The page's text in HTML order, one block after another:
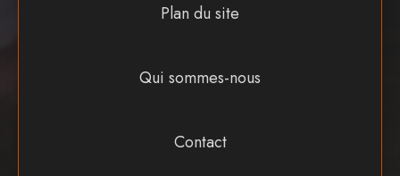
Plan du site
Qui sommes-nous
Contact